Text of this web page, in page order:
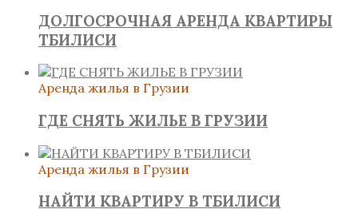
ДОЛГОСРОЧНАЯ АРЕНДА КВАРТИРЫ
ТБИЛИСИ
Аренда жилья в Грузии
ГДЕ СНЯТЬ ЖИЛЬЕ В ГРУЗИИ
Аренда жилья в Грузии
НАЙТИ КВАРТИРУ В ТБИЛИСИ